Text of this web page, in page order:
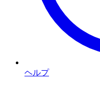
ヘルプ